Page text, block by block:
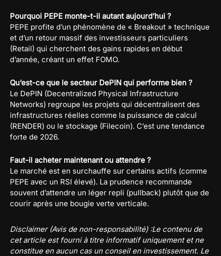
Pourquoi PEPE monte-t-il autant aujourd’hui ?
PEPE profite d’un phénomène de « Breakout » technique
et d’un retour massif des investisseurs particuliers
(Retail) qui cherchent des gains rapides en début
d’année, créant un effet FOMO.
Qu’est-ce que le secteur DePIN qui performe bien ?
Le DePIN (Decentralized Physical Infrastructure
Networks) regroupe les projets qui décentralisent des
infrastructures réelles comme la puissance de calcul
(RENDER) ou le stockage (Filecoin). C’est une tendance
forte de 2026.
Faut-il acheter maintenant ou attendre ?
Le marché est en surchauffe sur certains actifs (comme
PEPE avec un RSI élevé). La prudence recommande
souvent d’attendre un léger repli (pullback) plutôt que de
courir après une bougie verte verticale.
Disclaimer (Avis de non-responsabilité) :Le contenu de
cet article est fourni à titre informatif uniquement et ne
constitue en aucun cas un conseil en investissement. Le